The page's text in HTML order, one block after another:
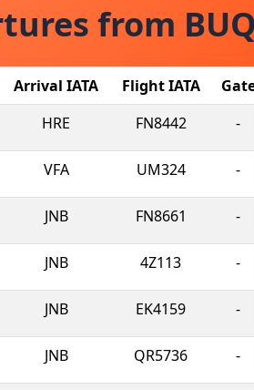
from BUQ
Arrival IATA Flight IATA
HRE FN8442 -
VFA UM324 -
JNB FN8661 -
JNB 4Z113 -
JNB EK4159 -
JNB QR5736 -